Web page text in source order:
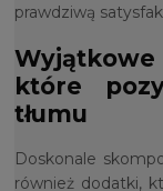
prawdziwą
które
tłumu
Doskonale
również dodatki,